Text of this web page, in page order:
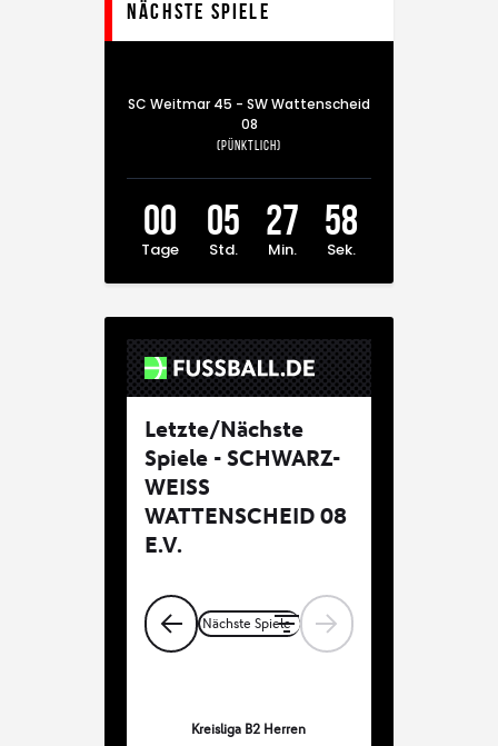
Nächste Spiele
SC Weitmar 45 - SW Wattenscheid
08
(Pünktlich)
00
Tage
05
Std.
27
Min.
57
Sek.